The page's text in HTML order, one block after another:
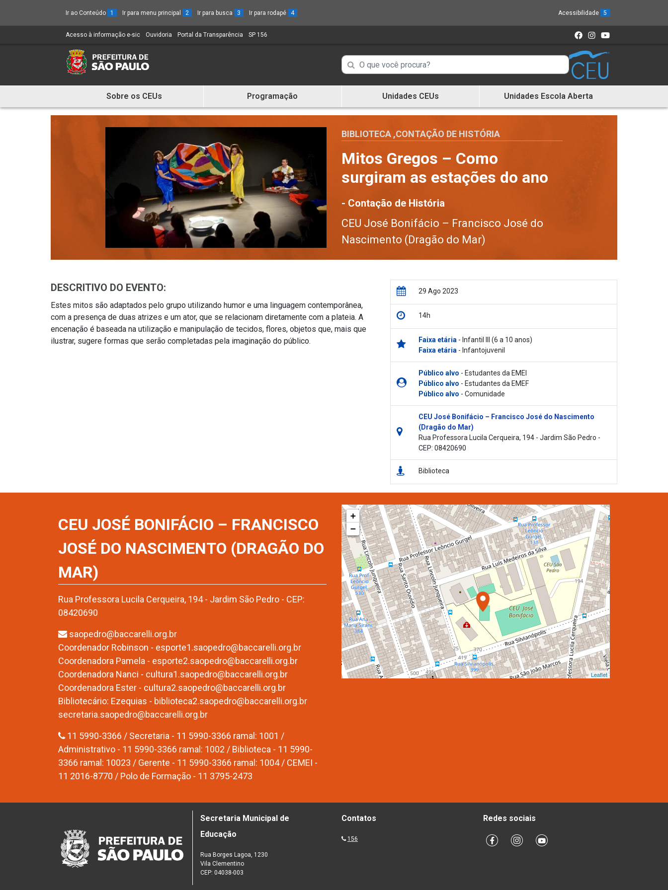
Ir ao Conteúdo 1 Ir para menu principal 2 Ir para busca 3 Ir para rodapé 4 Acessibilidade 5
Acesso à informação e-sic (Link
um
novo
Ouvidoria (Link
Portal da Transparência (Link
SP 156
Campo
de
de
informações
Campo
de
Busca
informações
e
Sobre os CEUs Programação Unidades CEUs Unidades Escola Aberta
BIBLIOTECA ,CONTAÇÃO DE HISTÓRIA
Mitos Gregos – Como
surgiram as estações do ano
- Contação de História
CEU José Bonifácio – Francisco José do
Nascimento (Dragão do Mar)
DESCRITIVO DO EVENTO:
Estes mitos são adaptados pelo grupo utilizando humor e uma linguagem contemporânea,
com a presença de duas atrizes e um ator, que se relacionam diretamente com a plateia. A
encenação é baseada na utilização e manipulação de tecidos, flores, objetos que, mais que
ilustrar, sugere formas que serão completadas pela imaginação do público.
29 Ago 2023
14h
Faixa etária- Infantil III (6 a 10 anos)
Faixa etária- Infantojuvenil
Público alvo - Estudantes da EMEI
Público alvo - Estudantes da EMEF
Público alvo - Comunidade
CEU José Bonifácio – Francisco José do Nascimento
(Dragão do Mar)
Rua Professora Lucila Cerqueira, 194 - Jardim São Pedro -
CEP: 08420690
Biblioteca
CEU JOSÉ BONIFÁCIO – FRANCISCO
JOSÉ DO NASCIMENTO (DRAGÃO DO
MAR)
Rua Professora Lucila Cerqueira, 194 - Jardim São Pedro - CEP:
08420690
saopedro@baccarelli.org.br
Coordenador Robinson - esporte1.saopedro@baccarelli.org.br
Coordenadora Pamela - esporte2.saopedro@baccarelli.org.br
Coordenadora Nanci - cultura1.saopedro@baccarelli.org.br
Coordenadora Ester - cultura2.saopedro@baccarelli.org.br
Bibliotecário: Ezequias - biblioteca2.saopedro@baccarelli.org.br
secretaria.saopedro@baccarelli.org.br
11 5990-3366 / Secretaria - 11 5990-3366 ramal: 1001 /
Administrativo - 11 5990-3366 ramal: 1002 / Biblioteca - 11 5990-
3366 ramal: 10023 / Gerente - 11 5990-3366 ramal: 1004 / CEMEI -
11 2016-8770 / Polo de Formação - 11 3795-2473
+
−
Leaflet
Secretaria Municipal de
Educação
Rua Borges Lagoa, 1230
Vila Clementino
CEP: 04038-003
Contatos
156
Redes sociais